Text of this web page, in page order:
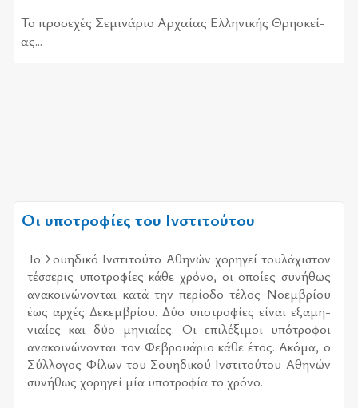
Το προ­σε­χές Σεμι­νά­ριο Αρχαί­ας Ελλη­νι­κής Θρη­σκεί­
ας...
Οι υποτροφίες του Ινστιτούτου
Το Σου­η­δι­κό Ινστι­τού­το Αθη­νών χο­ρη­γεί του­λά­χι­στον
τέσ­σε­ρις υπο­τρο­φί­ες κάθε χρό­νο, οι οποί­ες συ­νή­θως
ανα­κοι­νώ­νο­νται κατά την πε­ρί­ο­δο τέ­λος Νοεμ­βρί­ου
έως αρ­χές Δεκεμ­βρί­ου. Δύο υπο­τρο­φί­ες εί­ναι εξα­μη­
νιαί­ες και δύο μη­νιαί­ες. Οι επι­λέ­ξι­μοι υπό­τρο­φοι
ανα­κοι­νώ­νο­νται τον Φεβρουά­ριο κάθε έτος. Ακόμα, ο
Σύλ­λο­γος Φίλων του Σου­η­δι­κού Ινστι­τού­του Αθη­νών
συ­νή­θως χο­ρη­γεί μία υπο­τρο­φία το χρό­νο.